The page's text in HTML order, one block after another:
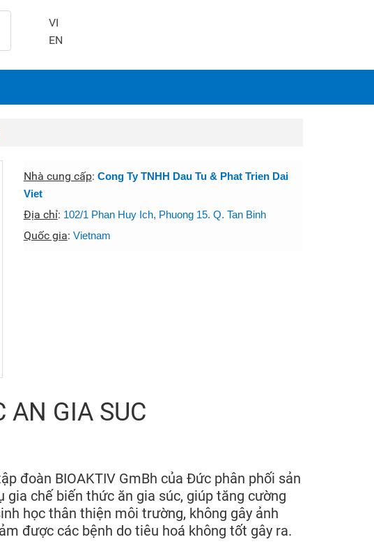
VI
EN
Nhà cung cấp: Cong Ty TNHH Dau Tu & Phat Trien Dai
Viet
Địa chỉ: 102/1 Phan Huy Ich, Phuong 15. Q. Tan Binh
Quốc gia: Vietnam
AN GIA SUC
đoàn BIOAKTIV GmBh của Đức phân phối sản
chế biến thức ăn gia súc, giúp tăng cường
học thân thiện môi trường, không gây ảnh
được các bệnh do tiêu hoá không tốt gây ra.